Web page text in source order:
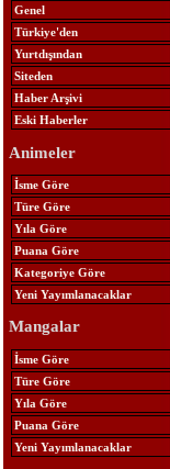
Genel
Türkiye'den
Yurtdışından
Siteden
Haber Arşivi
Eski Haberler
Animeler
İsme Göre
Türe Göre
Yıla Göre
Puana Göre
Kategoriye Göre
Yeni Yayımlanacaklar
Mangalar
İsme Göre
Türe Göre
Yıla Göre
Puana Göre
Yeni Yayımlanacaklar